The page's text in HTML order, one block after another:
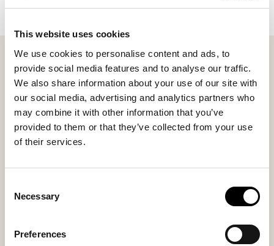
This website uses cookies
We use cookies to personalise content and ads, to
provide social media features and to analyse our traffic.
We also share information about your use of our site with
our social media, advertising and analytics partners who
may combine it with other information that you’ve
provided to them or that they’ve collected from your use
of their services.
Selection
Necessary
Preferences
Die Loza Foundation Armbänder werden verkauft, um
einige der am stärksten benachteiligten Menschen in
den ärmsten Ländern Europas (Nordmazedonien,
Bosnien und Herzegowina, Kosovo und Moldau) zu
unterstützen.
Der gesamte Erlös aus dem Verkauf kommt direkt der
direkt an die Loza Foundation und ihre Projekte
Erfahren Sie hier mehr über ihre Arbeit: